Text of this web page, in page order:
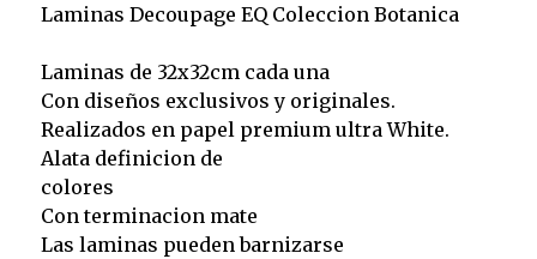
Laminas Decoupage EQ Coleccion Botanica
Laminas de 32x32cm cada una
Con diseños exclusivos y originales.
Realizados en papel premium ultra White.
Alata definicion de
colores
Con terminacion mate
Las laminas pueden barnizarse